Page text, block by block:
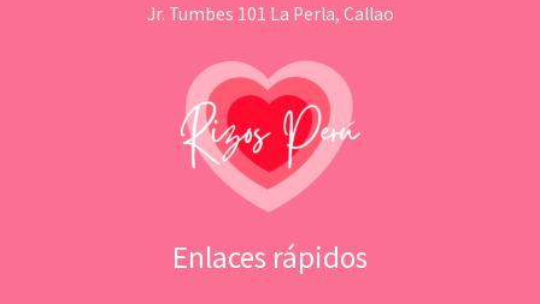
Jr. Tumbes 101 La Perla, Callao
Enlaces rápidos